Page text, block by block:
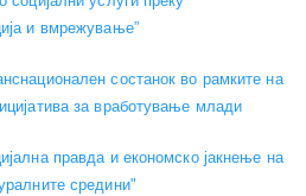
и вмрежување”
состанок во рамките на
за вработување млади
правда и економско јакнење на
средини"